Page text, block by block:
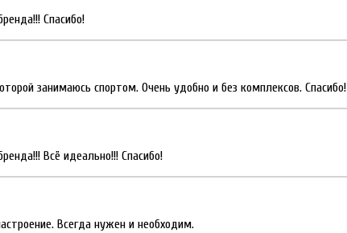
Спасибо!
занимаюсь спортом. Очень удобно и без комплексов. Спасибо!
Всё идеально!!! Спасибо!
Всегда нужен и необходим.